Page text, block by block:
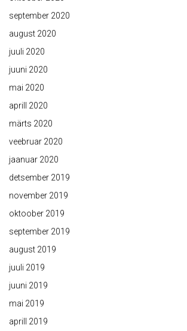
september 2020
august 2020
juuli 2020
juuni 2020
mai 2020
aprill 2020
märts 2020
veebruar 2020
jaanuar 2020
detsember 2019
november 2019
oktoober 2019
september 2019
august 2019
juuli 2019
juuni 2019
mai 2019
aprill 2019